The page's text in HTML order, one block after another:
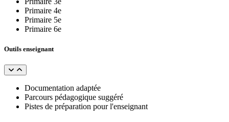
Primaire 4e
Primaire 5e
Primaire 6e
Outils enseignant
Documentation adaptée
Parcours pédagogique suggéré
Pistes de préparation pour l'enseignant